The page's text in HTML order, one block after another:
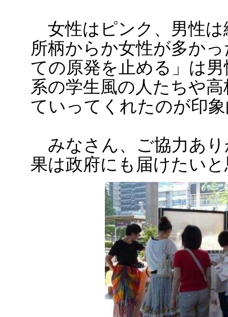
女性はピンク、男性は
所柄からか女性が多か
ての原発を止める」は
系の学生風の人たちや
ていってくれたのが印
みなさん、ご協力あ
果は政府にも届けたい